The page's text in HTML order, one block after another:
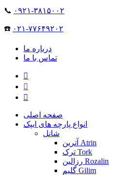
📞 ۰۹۲۱-۳۸۱۵۰۰۲
☎️ ۰۲۱-۷۷۶۴۹۲۰۲
درباره ما
تماس با ما
صفحه اصلی
انواع پارچه های ایپک
شانل
آترین Atrin
ترک Tork
رزالین Rozalin
گلیم Gilim